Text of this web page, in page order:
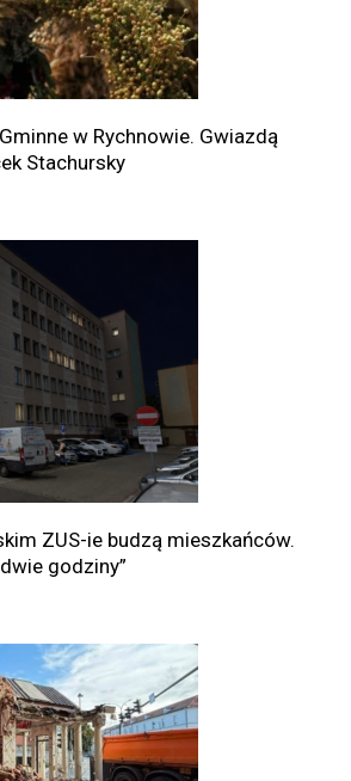
w Rychnowie. Gwiazdą
Stachursky
ZUS-ie budzą mieszkańców.
godziny”